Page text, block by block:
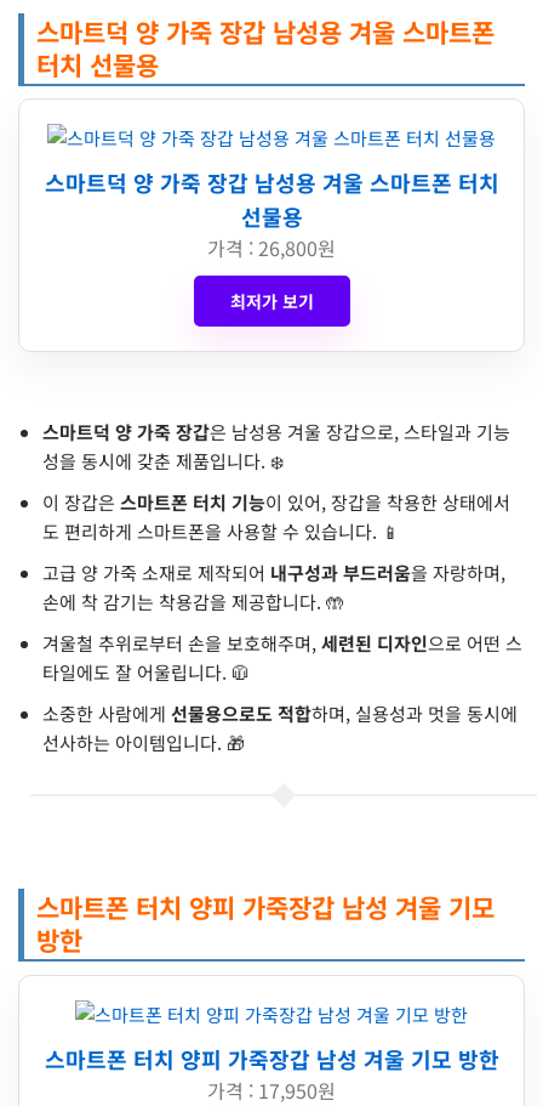
스마트덕 양 가죽 장갑 남성용 겨울 스마트폰
터치 선물용
스마트덕 양 가죽 장갑 남성용 겨울 스마트폰 터치
선물용
가격 : 26,800원
최저가 보기
스마트덕 양 가죽 장갑은 남성용 겨울 장갑으로, 스타일과 기능
성을 동시에 갖춘 제품입니다. ❄️
이 장갑은 스마트폰 터치 기능이 있어, 장갑을 착용한 상태에서
도 편리하게 스마트폰을 사용할 수 있습니다. 📱
고급 양 가죽 소재로 제작되어 내구성과 부드러움을 자랑하며,
손에 착 감기는 착용감을 제공합니다. 🤲
겨울철 추위로부터 손을 보호해주며,세련된 디자인으로 어떤 스
타일에도 잘 어울립니다. 🧥
소중한 사람에게 선물용으로도 적합하며, 실용성과 멋을 동시에
선사하는 아이템입니다. 🎁
스마트폰 터치 양피 가죽장갑 남성 겨울 기모
방한
스마트폰 터치 양피 가죽장갑 남성 겨울 기모 방한
가격 : 17,950원